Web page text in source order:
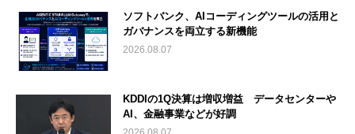
ソフトバンク、AIコーディングツールの活用と
ガバナンスを両立する新機能
2026.08.07
KDDIの1Q決算は増収増益 データセンターや
AI、金融事業などが好調